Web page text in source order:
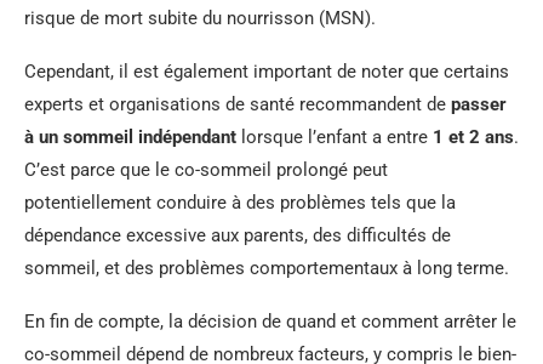
risque de mort subite du nourrisson (MSN).
Cependant, il est également important de noter que certains
experts et organisations de santé recommandent de passer
à un sommeil indépendant lorsque l’enfant a entre 1 et 2 ans.
C’est parce que le co-sommeil prolongé peut
potentiellement conduire à des problèmes tels que la
dépendance excessive aux parents, des difficultés de
sommeil, et des problèmes comportementaux à long terme.
En fin de compte, la décision de quand et comment arrêter le
co-sommeil dépend de nombreux facteurs, y compris le bien-